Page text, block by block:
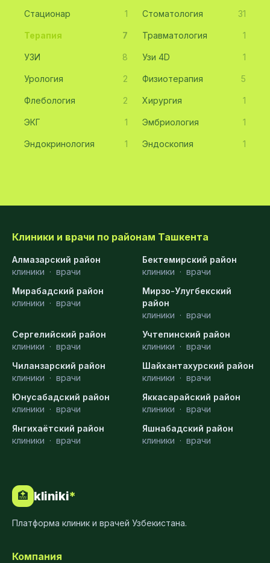
Стационар 1 Стоматология 31
Терапия 7 Травматология 1
УЗИ 8 Узи 4D 1
Урология 2 Физиотерапия 5
Флебология 2 Хирургия 1
ЭКГ 1 Эмбриология 1
Эндокринология 1 Эндоскопия 1
Клиники и врачи по районам Ташкента
Алмазарский район
клиники · врачи
Бектемирский район
клиники · врачи
Мирабадский район
клиники · врачи
Мирзо-Улугбекский
район
клиники · врачи
Сергелийский район
клиники · врачи
Учтепинский район
клиники · врачи
Чиланзарский район
клиники · врачи
Шайхантахурский район
клиники · врачи
Юнусабадский район
клиники · врачи
Яккасарайский район
клиники · врачи
Янгихаётский район
клиники · врачи
Яшнабадский район
клиники · врачи
🏥 kliniki*
Платформа клиник и врачей Узбекистана.
Компания